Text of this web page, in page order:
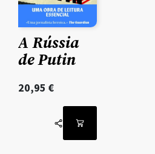
A Rússia
de Putin
20,95 €